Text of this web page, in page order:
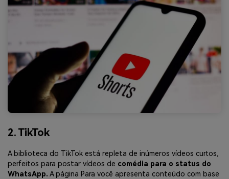
2. TikTok
A biblioteca do TikTok está repleta de inúmeros vídeos curtos,
perfeitos para postar vídeos de comédia para o status do
WhatsApp. A página Para você apresenta conteúdo com base